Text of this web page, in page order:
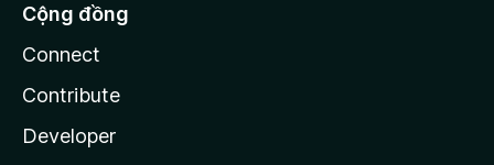
Cộng đồng
Connect
Contribute
Developer